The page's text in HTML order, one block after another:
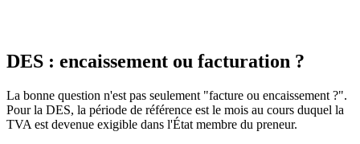
DES : encaissement ou facturation ?
La bonne question n'est pas seulement "facture ou encaissement ?".
Pour la DES, la période de référence est le mois au cours duquel la
TVA est devenue exigible dans l'État membre du preneur.